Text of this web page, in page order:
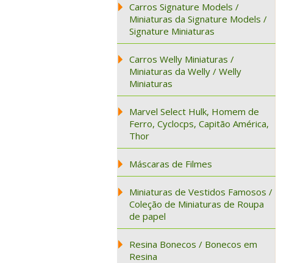
Carros Signature Models /
Miniaturas da Signature Models /
Signature Miniaturas
Carros Welly Miniaturas /
Miniaturas da Welly / Welly
Miniaturas
Marvel Select Hulk, Homem de
Ferro, Cyclocps, Capitão América,
Thor
Máscaras de Filmes
Miniaturas de Vestidos Famosos /
Coleção de Miniaturas de Roupa
de papel
Resina Bonecos / Bonecos em
Resina